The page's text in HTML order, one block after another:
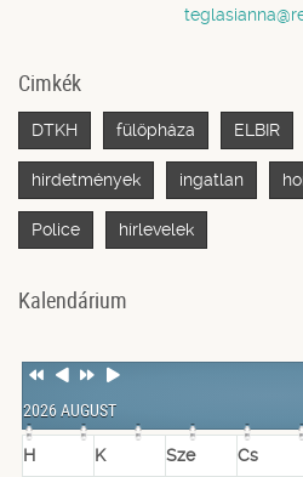
Cimkék
DTKH fülöpháza ELBIR
hirdetmények ingatlan
Police hírlevelek
Kalendárium
Previous
Previous
NextNext
2026 AUGUST
H K Sze Cs